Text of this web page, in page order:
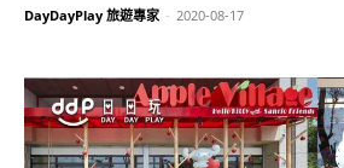
DayDayPlay 旅遊專家 - 2020-08-17